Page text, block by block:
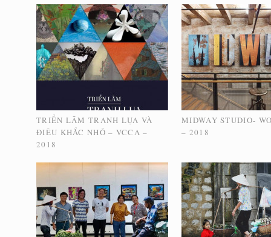
TRIỂN LÃM TRANH LỤA VÀ
ĐIÊU KHẮC NHỎ – VCCA –
2018
MIDWAY STUDIO-
– 2018